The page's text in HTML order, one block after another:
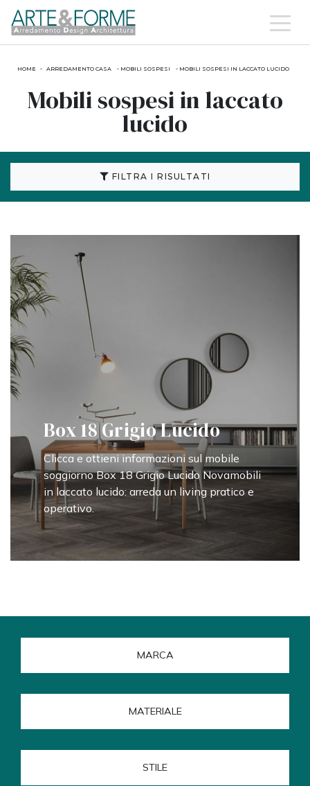
HOME - ARREDAMENTO CASA - MOBILI SOSPESI - MOBILI SOSPESI IN LACCATO LUCIDO
Mobili sospesi in laccato
lucido
FILTRA I RISULTATI
Box 18 Grigio Lucido
Clicca e ottieni informazioni sul mobile
soggiorno Box 18 Grigio Lucido Novamobili
in laccato lucido: arreda un living pratico e
operativo.
MARCA
MATERIALE
STILE